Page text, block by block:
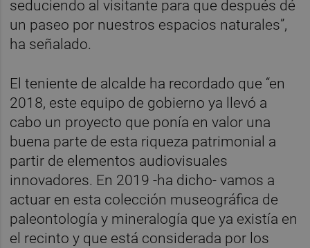
seduciendo al visitante para que después dé
un paseo por nuestros espacios naturales”,
ha señalado.
El teniente de alcalde ha recordado que “en
2018, este equipo de gobierno ya llevó a
cabo un proyecto que ponía en valor una
buena parte de esta riqueza patrimonial a
partir de elementos audiovisuales
innovadores. En 2019 -ha dicho- vamos a
actuar en esta colección museográfica de
paleontología y mineralogía que ya existía en
el recinto y que está considerada por los